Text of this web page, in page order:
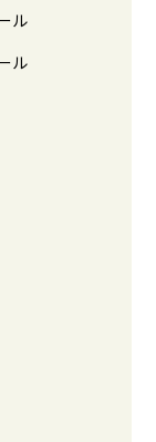
ル
ル